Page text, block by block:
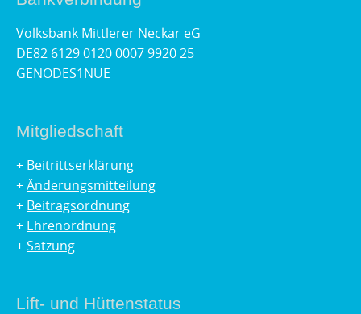
Volksbank Mittlerer Neckar eG
DE82 6129 0120 0007 9920 25
GENODES1NUE
Mitgliedschaft
+ Beitrittserklärung
+Änderungsmitteilung
+ Beitragsordnung
+ Ehrenordnung
+Satzung
Lift- und Hüttenstatus